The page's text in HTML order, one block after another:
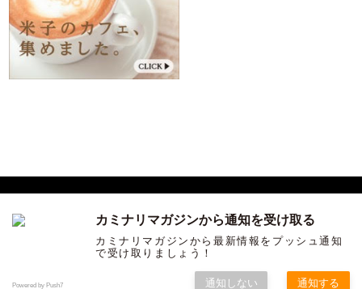
カミナリマガジンから通知を受け取る
カミナリマガジンから最新情報をプッシュ通知
で受け取りましょう！
Powered by Push7 通知しない 通知する